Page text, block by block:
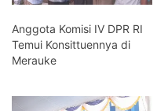
Anggota Komisi IV DPR RI
Temui Konsittuennya di
Merauke